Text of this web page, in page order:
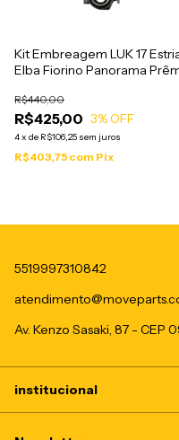
Kit Embreagem LUK 17
Elba Fiorino Panorama
R$425,00
R$440,00
3% OFF
4x de R$106,25 sem juros
R$403,75 com Pix
5519997310842
Av. Kenzo Sasaki, 87 - CEP
institucional